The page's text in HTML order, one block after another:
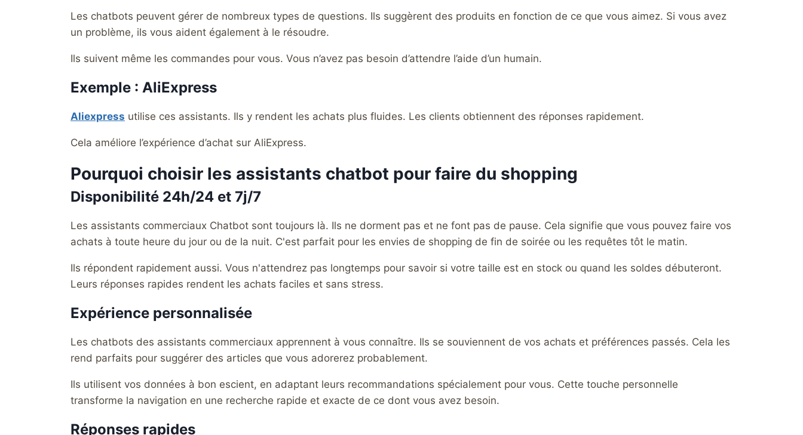
Les chatbots peuvent gérer de nombreux types de questions. Ils suggèrent des produits en fonction de ce que vous aimez. Si vous avez
un problème, ils vous aident également à le résoudre.
Ils suivent même les commandes pour vous. Vous n’avez pas besoin d’attendre l’aide d’un humain.
Exemple : AliExpress
Aliexpress utilise ces assistants. Ils y rendent les achats plus fluides. Les clients obtiennent des réponses rapidement.
Cela améliore l’expérience d’achat sur AliExpress.
Pourquoi choisir les assistants chatbot pour faire du shopping
Disponibilité 24h/24 et 7j/7
Les assistants commerciaux Chatbot sont toujours là. Ils ne dorment pas et ne font pas de pause. Cela signifie que vous pouvez faire vos
achats à toute heure du jour ou de la nuit. C'est parfait pour les envies de shopping de fin de soirée ou les requêtes tôt le matin.
Ils répondent rapidement aussi. Vous n'attendrez pas longtemps pour savoir si votre taille est en stock ou quand les soldes débuteront.
Leurs réponses rapides rendent les achats faciles et sans stress.
Expérience personnalisée
Les chatbots des assistants commerciaux apprennent à vous connaître. Ils se souviennent de vos achats et préférences passés. Cela les
rend parfaits pour suggérer des articles que vous adorerez probablement.
Ils utilisent vos données à bon escient, en adaptant leurs recommandations spécialement pour vous. Cette touche personnelle
transforme la navigation en une recherche rapide et exacte de ce dont vous avez besoin.
Réponses rapides